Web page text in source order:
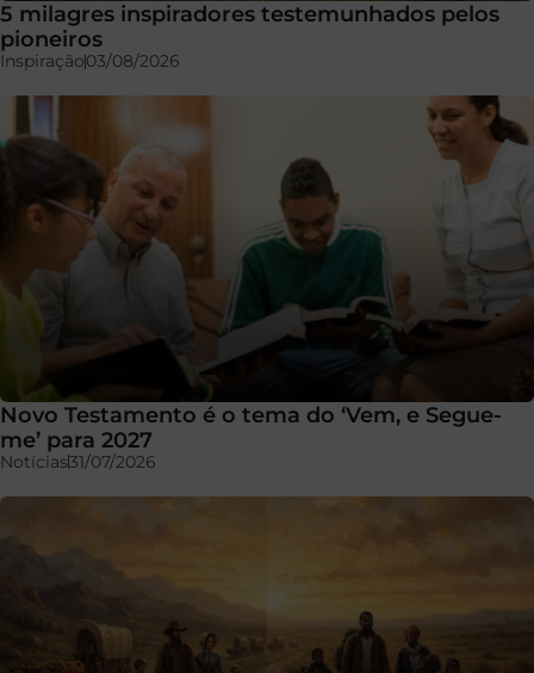
5 milagres inspiradores testemunhados pelos
pioneiros
Inspiração03/08/2026
Novo Testamento é o tema do ‘Vem, e Segue-
me’ para 2027
Notícias31/07/2026